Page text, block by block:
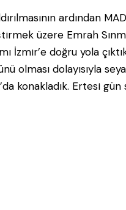
ardından
üzere Emrah
İzmir’e doğru yola
olması dolayısıyla
konakladık. Ertesi gün